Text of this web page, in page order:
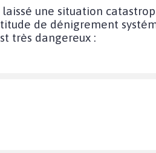
une situation
de dénigrement
très dangereux :